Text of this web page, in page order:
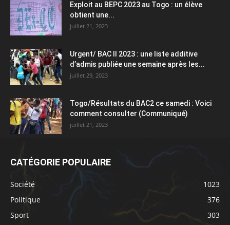
Exploit au BEPC 2023 au Togo : un élève
obtient une...
juillet 21, 2023
Urgent/ BAC II 2023 : une liste additive
d’admis publiée une semaine après les...
juillet 29, 2023
Togo/Résultats du BAC2 ce samedi : Voici
comment consulter (Communiqué)
juillet 21, 2023
CATÉGORIE POPULAIRE
Société
1023
Politique
376
Sport
303